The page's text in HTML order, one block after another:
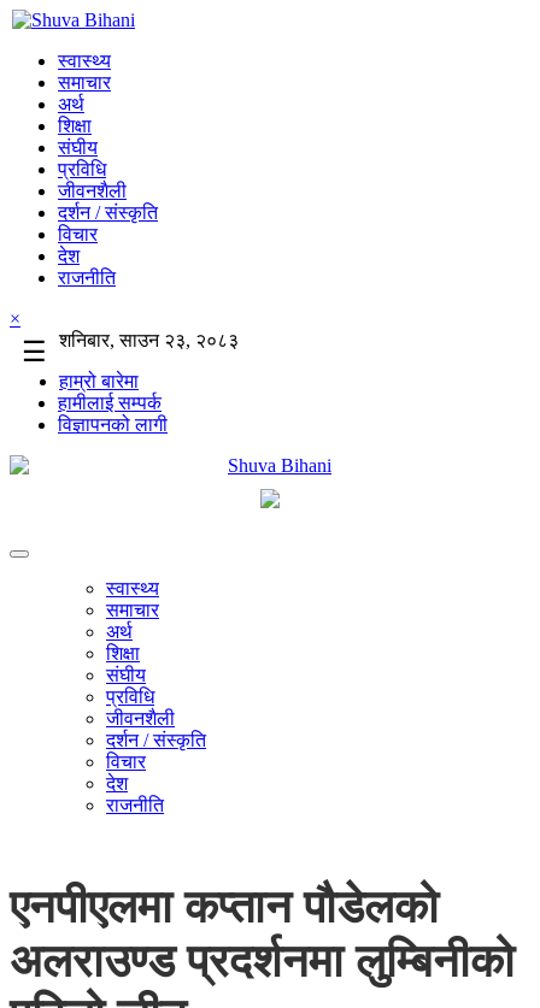
स्वास्थ्य
समाचार
अर्थ
शिक्षा
संघीय
प्रविधि
जीवनशैली
दर्शन / संस्कृति
विचार
देश
राजनीति
×
☰
शनिबार, साउन २३, २०८३
हाम्रो बारेमा
हामीलाई सम्पर्क
विज्ञापनको लागी
स्वास्थ्य
समाचार
अर्थ
शिक्षा
संघीय
प्रविधि
जीवनशैली
दर्शन / संस्कृति
विचार
देश
राजनीति
एनपीएलमा कप्तान पौडेलको
अलराउण्ड प्रदर्शनमा लुम्बिनीको